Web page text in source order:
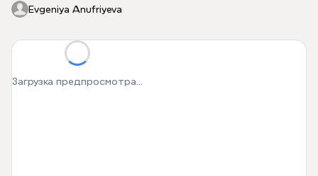
Evgeniya Anufriyeva
Загрузка предпросмотра...